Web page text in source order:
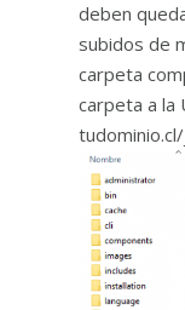
deben
subidos de
carpeta
carpeta a la